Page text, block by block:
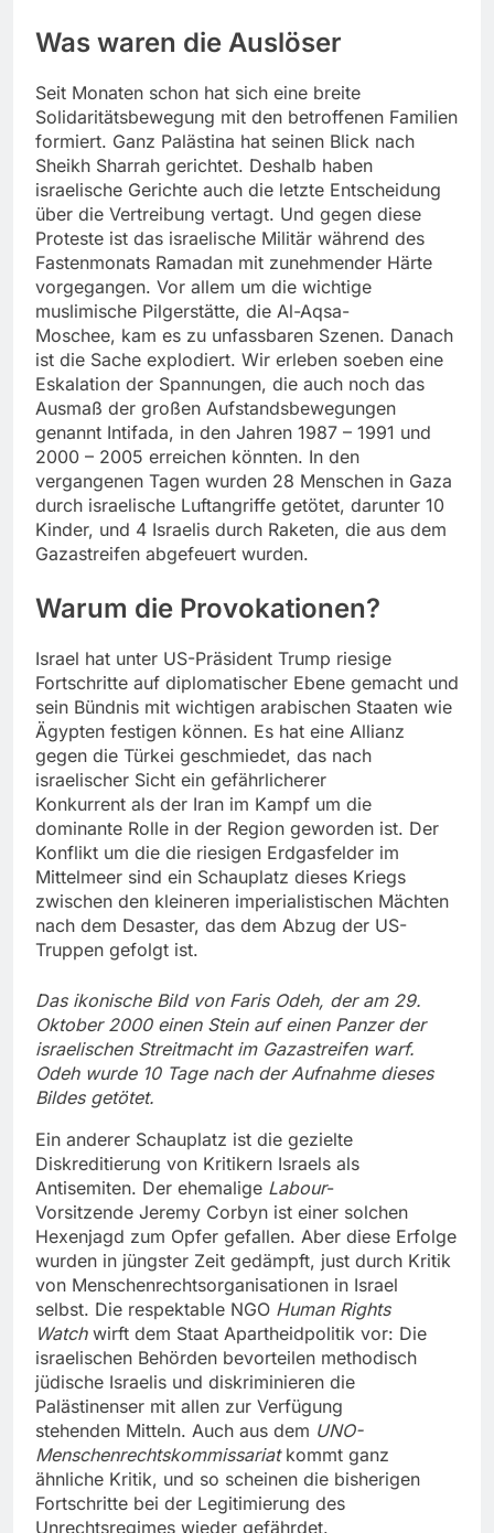
Was waren die Auslöser
Seit Monaten schon hat sich eine breite
Solidaritätsbewegung mit den betroffenen Familien
formiert. Ganz Palästina hat seinen Blick nach
Sheikh Sharrah gerichtet. Deshalb haben
israelische Gerichte auch die letzte Entscheidung
über die Vertreibung vertagt. Und gegen diese
Proteste ist das israelische Militär während des
Fastenmonats Ramadan mit zunehmender Härte
vorgegangen. Vor allem um die wichtige
muslimische Pilgerstätte, die Al-Aqsa-
Moschee, kam es zu unfassbaren Szenen. Danach
ist die Sache explodiert. Wir erleben soeben eine
Eskalation der Spannungen, die auch noch das
Ausmaß der großen Aufstandsbewegungen
genannt Intifada, in den Jahren 1987 – 1991 und
2000 – 2005 erreichen könnten. In den
vergangenen Tagen wurden 28 Menschen in Gaza
durch israelische Luftangriffe getötet, darunter 10
Kinder, und 4 Israelis durch Raketen, die aus dem
Gazastreifen abgefeuert wurden.
Warum die Provokationen?
Israel hat unter US-Präsident Trump riesige
Fortschritte auf diplomatischer Ebene gemacht und
sein Bündnis mit wichtigen arabischen Staaten wie
Ägypten festigen können. Es hat eine Allianz
gegen die Türkei geschmiedet, das nach
israelischer Sicht ein gefährlicherer
Konkurrent als der Iran im Kampf um die
dominante Rolle in der Region geworden ist. Der
Konflikt um die die riesigen Erdgasfelder im
Mittelmeer sind ein Schauplatz dieses Kriegs
zwischen den kleineren imperialistischen Mächten
nach dem Desaster, das dem Abzug der US-
Truppen gefolgt ist.
Das ikonische Bild von Faris Odeh, der am 29.
Oktober 2000 einen Stein auf einen Panzer der
israelischen Streitmacht im Gazastreifen warf.
Odeh wurde 10 Tage nach der Aufnahme dieses
Bildes getötet.
Ein anderer Schauplatz ist die gezielte
Diskreditierung von Kritikern Israels als
Antisemiten. Der ehemalige Labour-
Vorsitzende Jeremy Corbyn ist einer solchen
Hexenjagd zum Opfer gefallen. Aber diese Erfolge
wurden in jüngster Zeit gedämpft, just durch Kritik
von Menschenrechtsorganisationen in Israel
selbst. Die respektable NGO Human Rights
Watchwirft dem Staat Apartheidpolitik vor: Die
israelischen Behörden bevorteilen methodisch
jüdische Israelis und diskriminieren die
Palästinenser mit allen zur Verfügung
stehenden Mitteln. Auch aus dem UNO-
Menschenrechtskommissariatkommt ganz
ähnliche Kritik, und so scheinen die bisherigen
Fortschritte bei der Legitimierung des
Unrechtsregimes wieder gefährdet.